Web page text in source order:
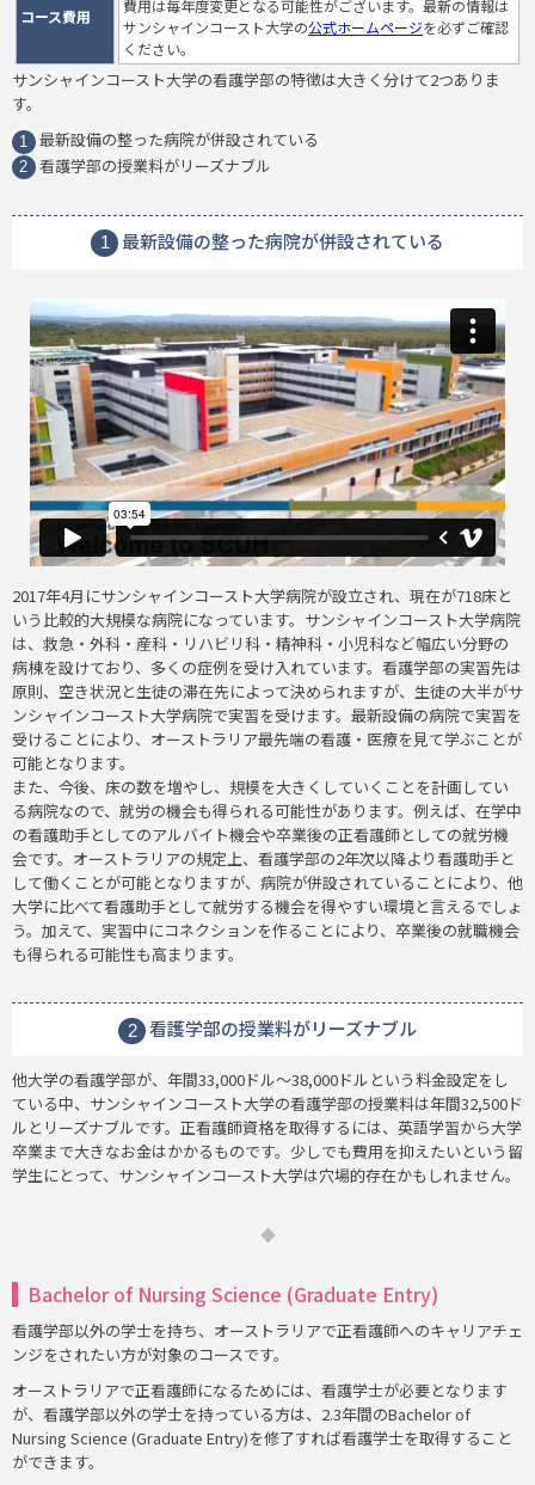
コース費用
費用は毎年度変更となる可能性がございます。最新の情報は
サンシャインコースト大学の公式ホームページを必ずご確認
ください。
サンシャインコースト大学の看護学部の特徴は大きく分けて2つありま
す。
1 最新設備の整った病院が併設されている
2 看護学部の授業料がリーズナブル
1 最新設備の整った病院が併設されている
2017年4月にサンシャインコースト大学病院が設立され、現在が718床と
いう比較的大規模な病院になっています。サンシャインコースト大学病院
は、救急・外科・産科・リハビリ科・精神科・小児科など幅広い分野の
病棟を設けており、多くの症例を受け入れています。看護学部の実習先は
原則、空き状況と生徒の滞在先によって決められますが、生徒の大半がサ
ンシャインコースト大学病院で実習を受けます。最新設備の病院で実習を
受けることにより、オーストラリア最先端の看護・医療を見て学ぶことが
可能となります。
また、今後、床の数を増やし、規模を大きくしていくことを計画してい
る病院なので、就労の機会も得られる可能性があります。例えば、在学中
の看護助手としてのアルバイト機会や卒業後の正看護師としての就労機
会です。オーストラリアの規定上、看護学部の2年次以降より看護助手と
して働くことが可能となりますが、病院が併設されていることにより、他
大学に比べて看護助手として就労する機会を得やすい環境と言えるでしょ
う。加えて、実習中にコネクションを作ることにより、卒業後の就職機会
も得られる可能性も高まります。
2 看護学部の授業料がリーズナブル
他大学の看護学部が、年間33,000ドル～38,000ドルという料金設定をし
ている中、サンシャインコースト大学の看護学部の授業料は年間32,500ド
ルとリーズナブルです。正看護師資格を取得するには、英語学習から大学
卒業まで大きなお金はかかるものです。少しでも費用を抑えたいという留
学生にとって、サンシャインコースト大学は穴場的存在かもしれません。
Bachelor of Nursing Science (Graduate Entry)
看護学部以外の学士を持ち、オーストラリアで正看護師へのキャリアチェ
ンジをされたい方が対象のコースです。
オーストラリアで正看護師になるためには、看護学士が必要となります
が、看護学部以外の学士を持っている方は、2.3年間のBachelor of
Nursing Science (Graduate Entry)を修了すれば看護学士を取得すること
ができます。